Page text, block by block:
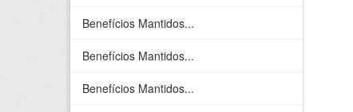
Benefícios Mantidos...
Benefícios Mantidos...
Benefícios Mantidos...